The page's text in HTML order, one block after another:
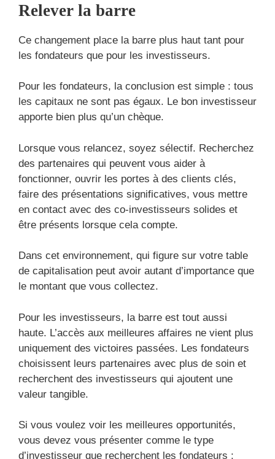
Relever la barre
Ce changement place la barre plus haut tant pour
les fondateurs que pour les investisseurs.
Pour les fondateurs, la conclusion est simple : tous
les capitaux ne sont pas égaux. Le bon investisseur
apporte bien plus qu’un chèque.
Lorsque vous relancez, soyez sélectif. Recherchez
des partenaires qui peuvent vous aider à
fonctionner, ouvrir les portes à des clients clés,
faire des présentations significatives, vous mettre
en contact avec des co-investisseurs solides et
être présents lorsque cela compte.
Dans cet environnement, qui figure sur votre table
de capitalisation peut avoir autant d’importance que
le montant que vous collectez.
Pour les investisseurs, la barre est tout aussi
haute. L’accès aux meilleures affaires ne vient plus
uniquement des victoires passées. Les fondateurs
choisissent leurs partenaires avec plus de soin et
recherchent des investisseurs qui ajoutent une
valeur tangible.
Si vous voulez voir les meilleures opportunités,
vous devez vous présenter comme le type
d’investisseur que recherchent les fondateurs :